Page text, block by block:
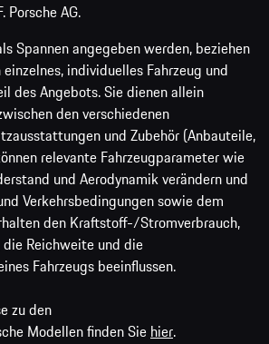
Porsche AG.
Spannen angegeben werden, beziehen
individuelles Fahrzeug und
des Angebots. Sie dienen allein
den verschiedenen
und Zubehör (Anbauteile,
relevante Fahrzeugparameter wie
und Aerodynamik verändern und
Verkehrsbedingungen sowie dem
den Kraftstoff-/Stromverbrauch,
die Reichweite und die
Fahrzeugs beeinflussen.
zu den
Modellen finden Sie hier.